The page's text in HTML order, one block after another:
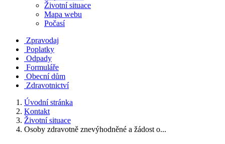
Životní situace
Mapa webu
Počasí
Zpravodaj
Poplatky
Odpady
Formuláře
Obecní dům
Zdravotnictví
Úvodní stránka
Kontakt
Životní situace
Osoby zdravotně znevýhodněné a žádost o...